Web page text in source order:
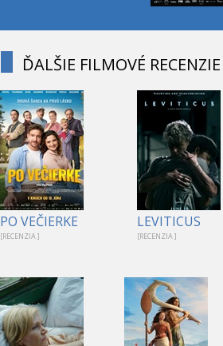
ĎALŠIE FILMOVÉ RECENZIE
PO VEČIERKE
[RECENZIA ]
LEVITICUS
[RECENZIA ]